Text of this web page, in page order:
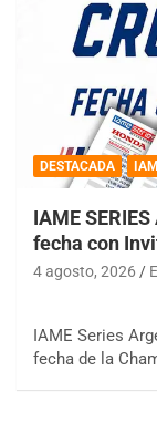
DESTACADA
IAME
fecha con
4 agosto, 2026
IAME Series
fecha de la